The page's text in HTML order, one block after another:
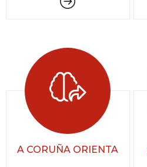
A CORUÑA ORIENTA